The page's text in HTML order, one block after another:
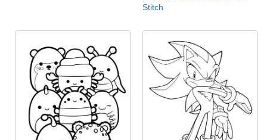
Stitch